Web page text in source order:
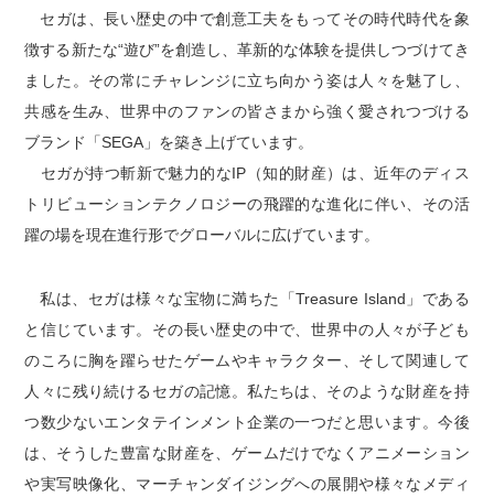
セガは、長い歴史の中で創意工夫をもってその時代時代を象
徴する新たな“遊び”を創造し、革新的な体験を提供しつづけてき
ました。その常にチャレンジに立ち向かう姿は人々を魅了し、
共感を生み、世界中のファンの皆さまから強く愛されつづける
ブランド「SEGA」を築き上げています。
セガが持つ斬新で魅力的なIP（知的財産）は、近年のディス
トリビューションテクノロジーの飛躍的な進化に伴い、その活
躍の場を現在進行形でグローバルに広げています。
私は、セガは様々な宝物に満ちた「Treasure Island」である
と信じています。その長い歴史の中で、世界中の人々が子ども
のころに胸を躍らせたゲームやキャラクター、そして関連して
人々に残り続けるセガの記憶。私たちは、そのような財産を持
つ数少ないエンタテインメント企業の一つだと思います。今後
は、そうした豊富な財産を、ゲームだけでなくアニメーション
や実写映像化、マーチャンダイジングへの展開や様々なメディ